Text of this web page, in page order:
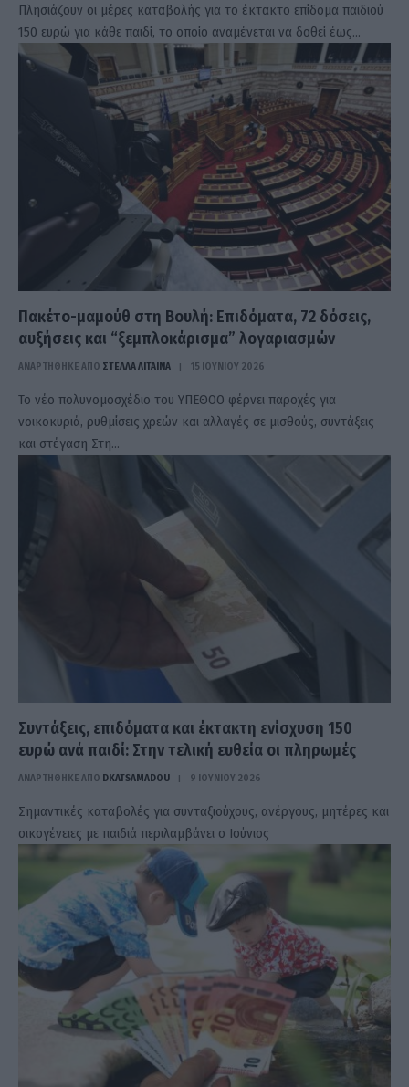
Πλησιάζουν οι μέρες καταβολής για το έκτακτο επίδομα παιδιού
150 ευρώ για κάθε παιδί, το οποίο αναμένεται να δοθεί έως…
Πακέτο-μαμούθ στη Βουλή: Επιδόματα, 72 δόσεις,
αυξήσεις και “ξεμπλοκάρισμα” λογαριασμών
ΑΝΑΡΤΗΘΗΚΕ ΑΠΟ ΣΤΈΛΛΑ ΛΊΤΑΙΝΑ 15 ΙΟΥΝΊΟΥ 2026
Το νέο πολυνομοσχέδιο του ΥΠΕΘΟΟ φέρνει παροχές για
νοικοκυριά, ρυθμίσεις χρεών και αλλαγές σε μισθούς, συντάξεις
και στέγαση Στη…
Συντάξεις, επιδόματα και έκτακτη ενίσχυση 150
ευρώ ανά παιδί: Στην τελική ευθεία οι πληρωμές
ΑΝΑΡΤΗΘΗΚΕ ΑΠΟ DKATSAMADOU 9 ΙΟΥΝΊΟΥ 2026
Σημαντικές καταβολές για συνταξιούχους, ανέργους, μητέρες και
οικογένειες με παιδιά περιλαμβάνει ο Ιούνιος